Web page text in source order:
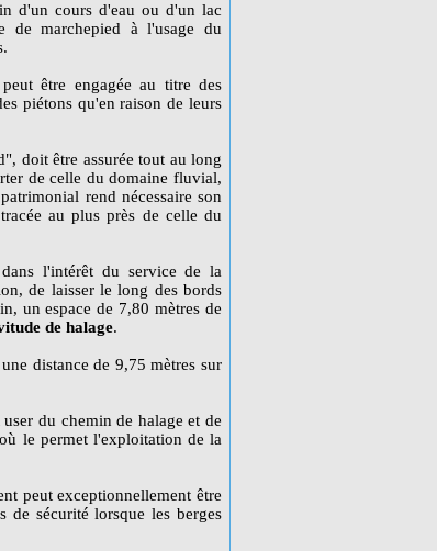
d'un cours d'eau ou d'un lac
de marchepied à l'usage du
être engagée au titre des
piétons qu'en raison de leurs
doit être assurée tout au long
de celle du domaine fluvial,
rend nécessaire son
au plus près de celle du
l'intérêt du service de la
de laisser le long des bords
un espace de 7,80 mètres de
de halage.
distance de 9,75 mètres sur
du chemin de halage et de
le permet l'exploitation de la
peut exceptionnellement être
de sécurité lorsque les berges